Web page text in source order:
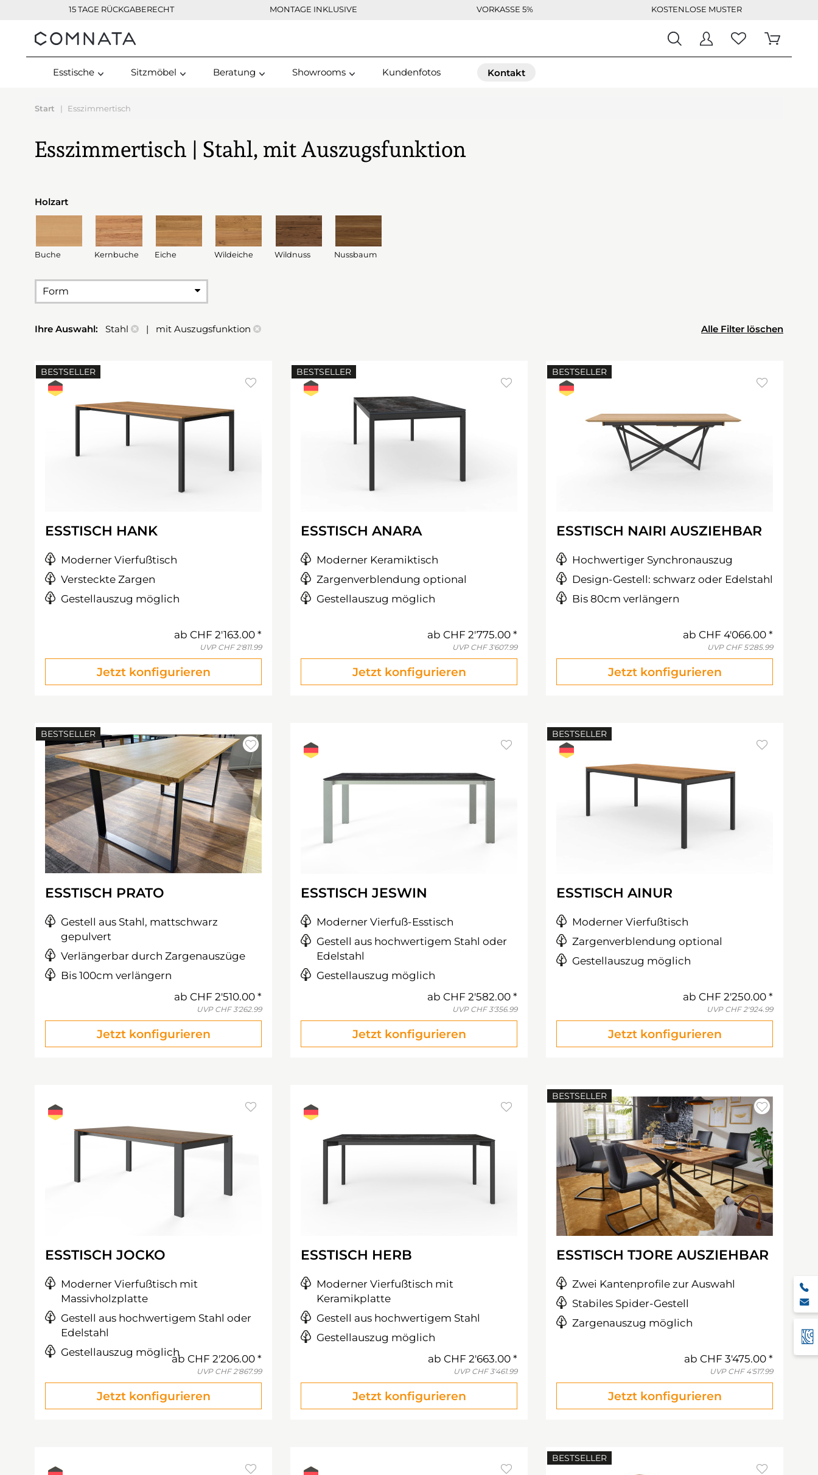
15 TAGE RÜCKGABERECHT MONTAGE INKLUSIVE VORKASSE 5% KOSTENLOSE MUSTER
Kontakt
Esstische Sitzmöbel Beratung Showrooms Kundenfotos Kontakt
Start Esszimmertisch
Esszimmertisch | Stahl, mit Auszugsfunktion
Holzart
Buche Kernbuche Eiche Wildeiche Wildnuss Nussbaum
Form
Ihre Auswahl: Stahl | mit Auszugsfunktion Alle Filter löschen
BESTSELLER
ESSTISCH HANK
Moderner Vierfußtisch
Versteckte Zargen
Gestellauszug möglich
ab CHF 2'163.00
UVP CHF 2'811.99
Jetzt konfigurieren
BESTSELLER
ESSTISCH ANARA
Moderner Keramiktisch
Zargenverblendung optional
Gestellauszug möglich
ab CHF 2'775.00
UVP CHF 3'607.99
Jetzt konfigurieren
BESTSELLER
ESSTISCH NAIRI AUSZIEHBAR
Hochwertiger Synchronauszug
Design-Gestell: schwarz oder Edelstahl
Bis 80cm verlängern
ab CHF 4'066.00
UVP CHF 5'285.99
Jetzt konfigurieren
BESTSELLER
ESSTISCH PRATO
Gestell aus Stahl, mattschwarz
gepulvert
Verlängerbar durch Zargenauszüge
Bis 100cm verlängern
ab CHF 2'510.00
UVP CHF 3'262.99
Jetzt konfigurieren
ESSTISCH JESWIN
Moderner Vierfuß-Esstisch
Gestell aus hochwertigem Stahl oder
Edelstahl
Gestellauszug möglich
ab CHF 2'582.00
UVP CHF 3'356.99
Jetzt konfigurieren
BESTSELLER
ESSTISCH AINUR
Moderner Vierfußtisch
Zargenverblendung optional
Gestellauszug möglich
ab CHF 2'250.00
UVP CHF 2'924.99
Jetzt konfigurieren
ESSTISCH JOCKO
Moderner Vierfußtisch mit
Massivholzplatte
Gestell aus hochwertigem Stahl oder
Edelstahl
Gestellauszug möglich
ab CHF 2'206.00
UVP CHF 2'867.99
Jetzt konfigurieren
ESSTISCH HERB
Moderner Vierfußtisch mit
Keramikplatte
Gestell aus hochwertigem Stahl
Gestellauszug möglich
ab CHF 2'663.00
UVP CHF 3'461.99
Jetzt konfigurieren
BESTSELLER
ESSTISCH TJORE AUSZIEHBAR
Zwei Kantenprofile zur Auswahl
Stabiles Spider-Gestell
Zargenauszug möglich
ab CHF 3'475.00
UVP CHF 4'517.99
Jetzt konfigurieren
BESTSELLER